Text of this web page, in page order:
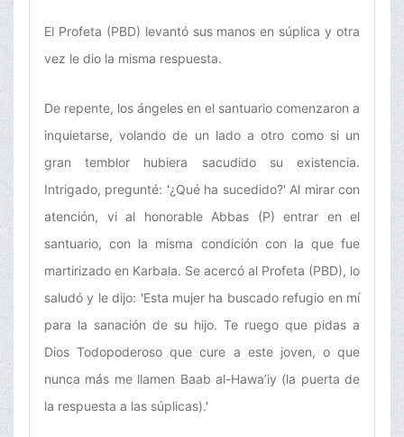
El Profeta (PBD) levantó sus manos en súplica y otra
vez le dio la misma respuesta.
De repente, los ángeles en el santuario comenzaron a
inquietarse, volando de un lado a otro como si un
gran temblor hubiera sacudido su existencia.
Intrigado, pregunté: '¿Qué ha sucedido?' Al mirar con
atención, vi al honorable Abbas (P) entrar en el
santuario, con la misma condición con la que fue
martirizado en Karbala. Se acercó al Profeta (PBD), lo
saludó y le dijo: 'Esta mujer ha buscado refugio en mí
para la sanación de su hijo. Te ruego que pidas a
Dios Todopoderoso que cure a este joven, o que
nunca más me llamen Baab al-Hawa’iy (la puerta de
la respuesta a las súplicas).'